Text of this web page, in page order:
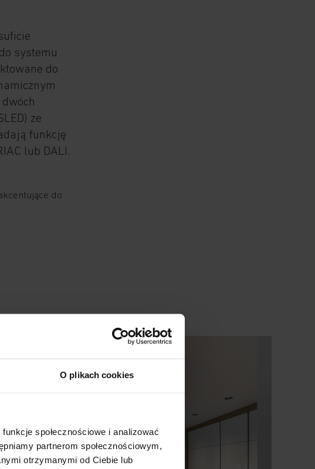
O plikach cookies
społecznościowe i analizować
partnerom społecznościowym,
otrzymanymi od Ciebie lub
systemu
do
ze
funkcję
lub DALI.
do